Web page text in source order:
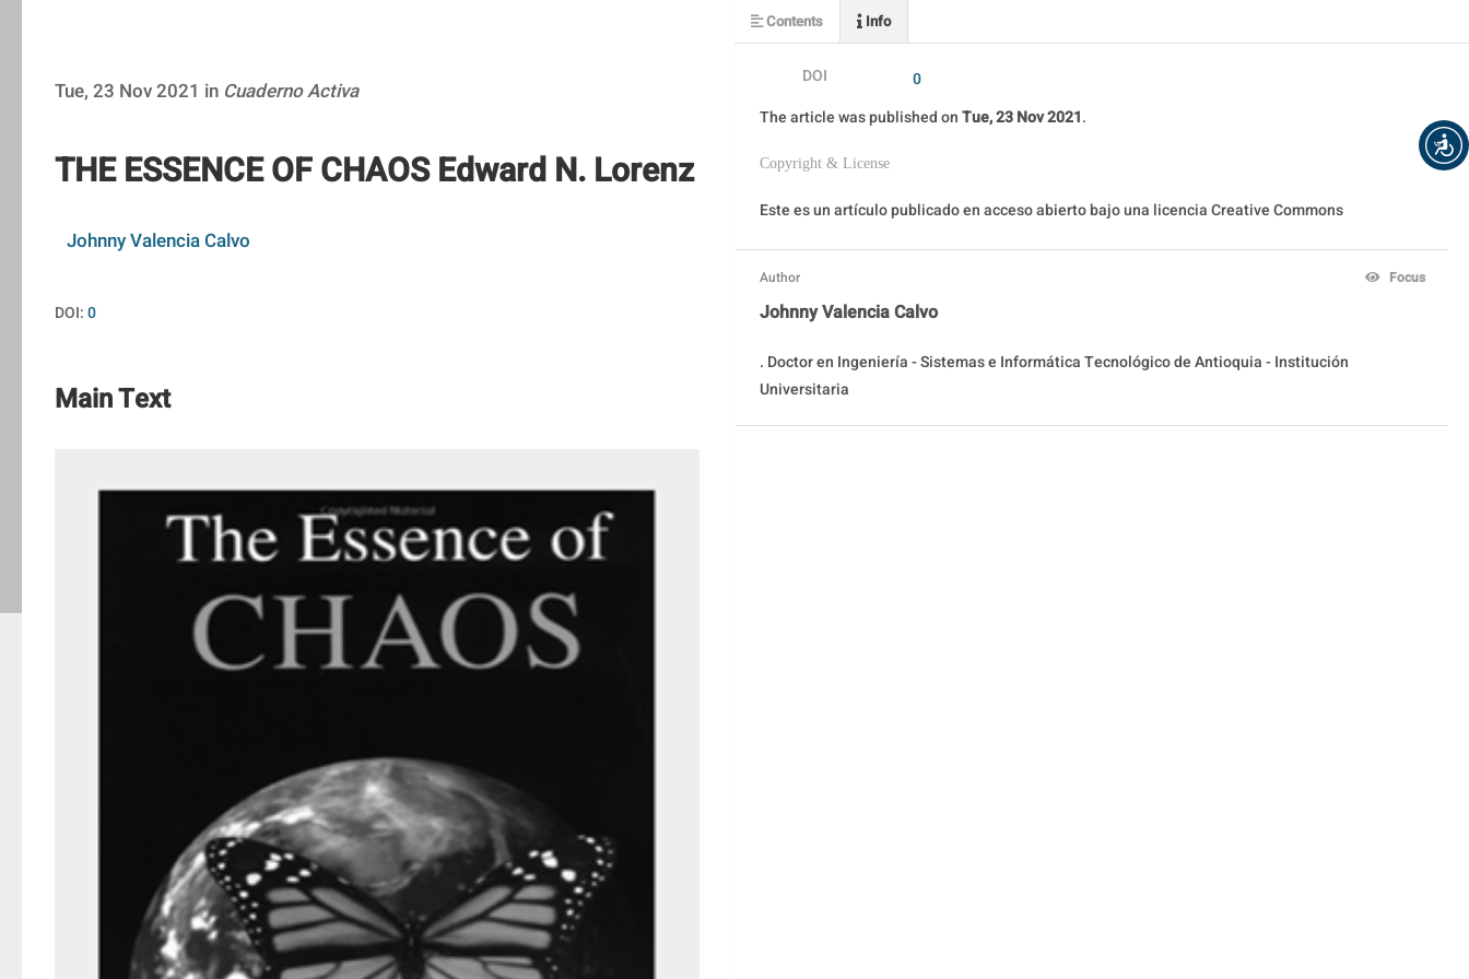
Tue, 23 Nov 2021 in Cuaderno Activa
THE ESSENCE OF CHAOS Edward N. Lorenz
Johnny Valencia Calvo
DOI:0
Main Text
DOI
0
The article waspublished onTue, 23 Nov 2021.
Copyright & License
Este es un artículo publicado en acceso abierto bajo una licencia Creative Commons
Author Focus
Johnny Valencia Calvo
. Doctor en Ingeniería - Sistemas e Informática Tecnológico de Antioquia - Institución
Universitaria
Contents Info